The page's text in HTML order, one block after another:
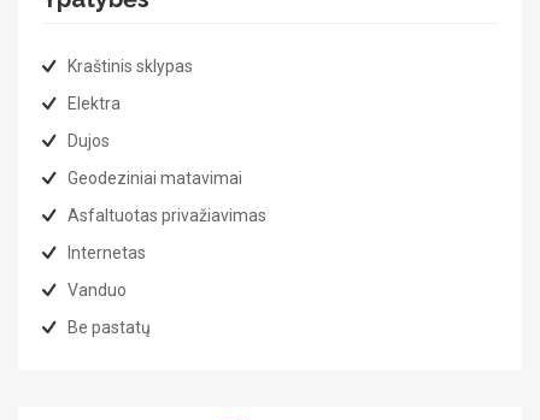
Kraštinis sklypas
Elektra
Dujos
Geodeziniai matavimai
Asfaltuotas privažiavimas
Internetas
Vanduo
Be pastatų